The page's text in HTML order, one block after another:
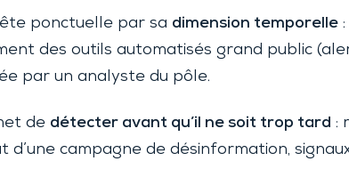
ponctuelle par sa dimension temporelle
des outils automatisés grand public
par un analyste du pôle.
de détecter avant qu’il ne soit trop tard :
d’une campagne de désinformation,